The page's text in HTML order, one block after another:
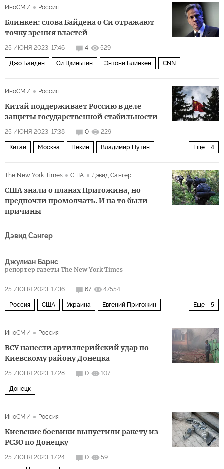
ИноСМИ Россия
Блинкен: слова Байдена о Си отражают
точку зрения властей
25 ИЮНЯ 2023, 17:46 4 529
Джо Байден Си Цзиньпин Энтони Блинкен CNN
ИноСМИ Россия
Китай поддерживает Россию в деле
защиты государственной стабильности
25 ИЮНЯ 2023, 17:38 0 229
Еще 4
Китай Москва Пекин Владимир Путин
The New York Times США Дэвид Сангер
США знали о планах Пригожина, но
предпочли промолчать. И на то были
причины
Дэвид Сангер
Джулиан Барнс
репортер газеты The New York Times
25 ИЮНЯ 2023, 17:36 67 47554
Еще 5
Россия США Украина Евгений Пригожин
ИноСМИ Россия
ВСУ нанесли артиллерийский удар по
Киевскому району Донецка
25 ИЮНЯ 2023, 17:28 0 107
Донецк
ИноСМИ Россия
Киевские боевики выпустили ракету из
РСЗО по Донецку
25 ИЮНЯ 2023, 17:24 0 59